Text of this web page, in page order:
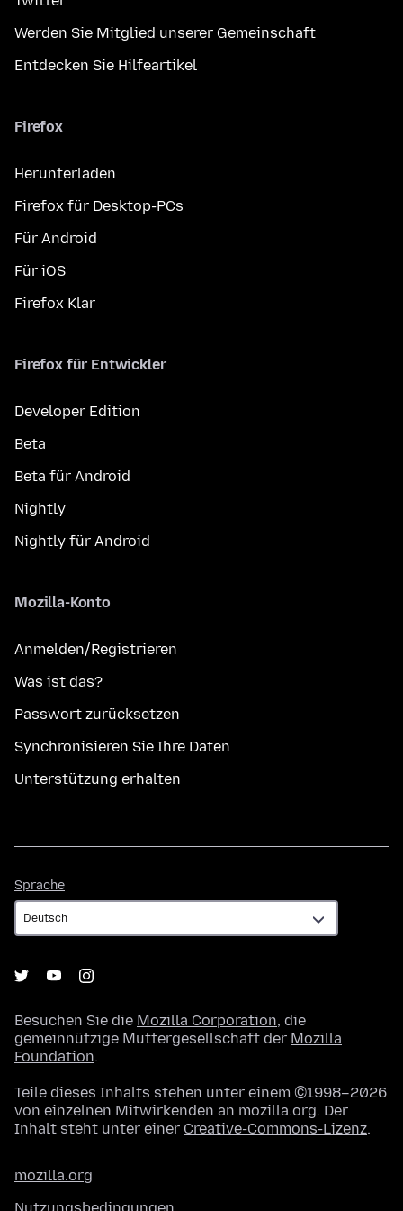
Werden Sie Mitglied unserer Gemeinschaft
Entdecken Sie Hilfeartikel
Firefox
Herunterladen
Firefox für Desktop-PCs
Für Android
Für iOS
Firefox Klar
Firefox für Entwickler
Developer Edition
Beta
Beta für Android
Nightly
Nightly für Android
Mozilla-Konto
Anmelden/Registrieren
Was ist das?
Passwort zurücksetzen
Synchronisieren Sie Ihre Daten
Unterstützung erhalten
Sprache
Besuchen Sie die Mozilla Corporation, die
gemeinnützige Muttergesellschaft der Mozilla
Foundation.
Teile dieses Inhalts stehen unter einem ©1998–2026
von einzelnen Mitwirkenden an mozilla.org. Der
Inhalt steht unter einer Creative-Commons-Lizenz.
mozilla.org